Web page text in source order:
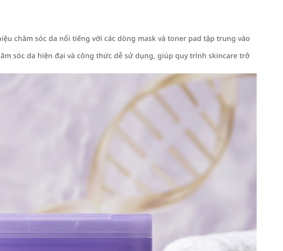
chăm sóc da nổi tiếng với các dòng mask và toner pad tập trung vào
sóc da hiện đại và công thức dễ sử dụng, giúp quy trình skincare trở